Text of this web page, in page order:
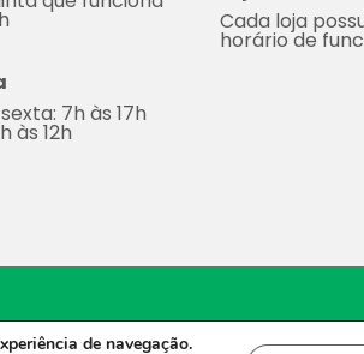
7h às 17h
às 12h
Cada loja
horário de
Desenvolvido por Molin Space.
de navegação.